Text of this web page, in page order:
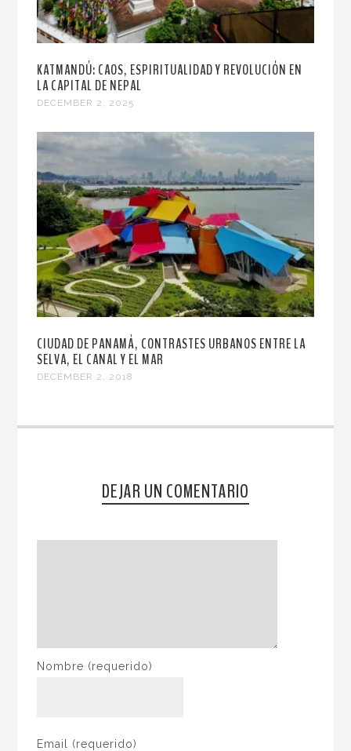
KATMANDÚ: CAOS, ESPIRITUALIDAD Y REVOLUCIÓN EN
LA CAPITAL DE NEPAL
DECEMBER 2, 2025
CIUDAD DE PANAMÁ, CONTRASTES URBANOS ENTRE LA
SELVA, EL CANAL Y EL MAR
DECEMBER 2, 2018
DEJAR UN COMENTARIO
Nombre (requerido)
Email (requerido)